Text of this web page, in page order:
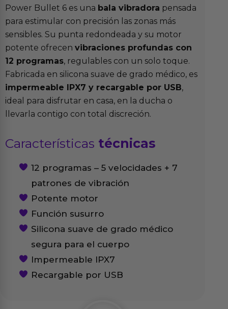
Power Bullet 6 es una bala vibradora pensada
para estimular con precisión las zonas más
sensibles. Su punta redondeada y su motor
potente ofrecen vibraciones profundas con
12 programas, regulables con un solo toque.
Fabricada en silicona suave de grado médico, es
impermeable IPX7 y recargable por USB,
ideal para disfrutar en casa, en la ducha o
llevarla contigo con total discreción.
Características técnicas
12 programas – 5 velocidades + 7
patrones de vibración
Potente motor
Función susurro
Silicona suave de grado médico
segura para el cuerpo
Impermeable IPX7
Recargable por USB